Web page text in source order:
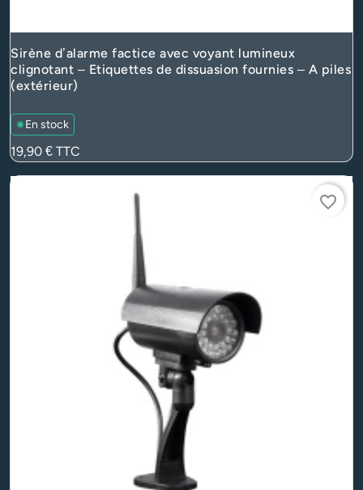
Sirène d’alarme factice avec voyant lumineux
clignotant – Etiquettes de dissuasion fournies – A piles
(extérieur)
En stock
Prix
19,90 € TTC
favorite_border